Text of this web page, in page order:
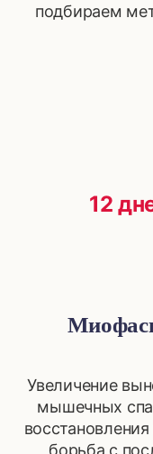
подбираем
12
Увеличение
мышечных
борьба с